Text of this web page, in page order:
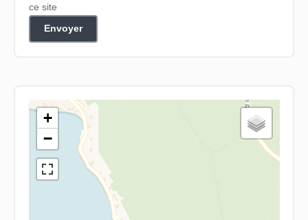
ce site
Envoyer
+
−